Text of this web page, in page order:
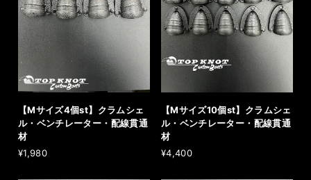
【Mサイズ4個st】クラムシェ
ル・ベンチレーター・配線貫通
材
¥1,980
【Mサイズ10個st】クラムシェ
ル・ベンチレーター・配線貫通
材
¥4,400